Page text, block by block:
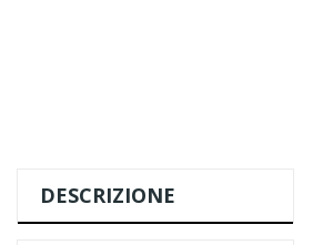
DESCRIZIONE